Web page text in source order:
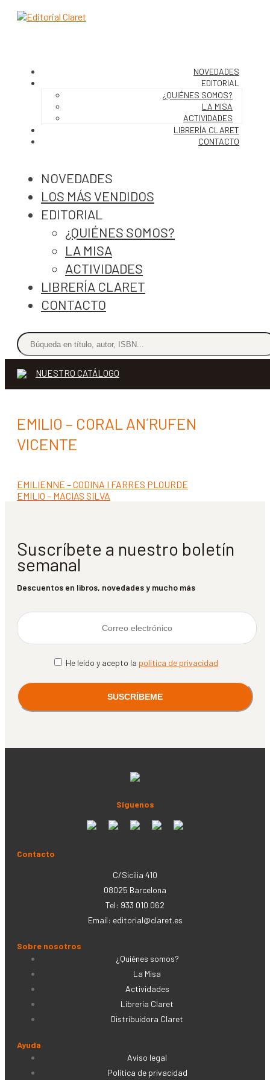
NOVEDADES
EDITORIAL
¿QUIÉNES SOMOS?
LA MISA
ACTIVIDADES
LIBRERÍA CLARET
CONTACTO
NOVEDADES
LOS MÁS VENDIDOS
EDITORIAL
¿QUIÉNES SOMOS?
LA MISA
ACTIVIDADES
LIBRERÍA CLARET
CONTACTO
NUESTRO CATÁLOGO
EMILIO – CORAL AN´RUFEN
VICENTE
Navegación
de
Anterior:
EMILIENNE – CODINA I FARRES PLOURDE
Siguiente:
EMILIO – MACIAS SILVA
Suscríbete a nuestro boletín
semanal
Descuentos en libros, novedades y mucho más
He leído y acepto la política de privacidad
Síguenos
Contacto
C/Sicília 410
08025 Barcelona
Tel: 933 010 062
Email: editorial@claret.es
Sobre nosotros
¿Quiénes somos?
La Misa
Actividades
Librería Claret
Distribuidora Claret
Ayuda
Aviso legal
Política de privacidad